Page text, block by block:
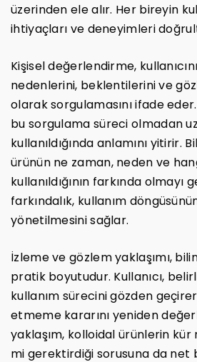
üzerinden ele alır. Her bireyin
ihtiyaçları ve deneyimleri
Kişisel değerlendirme,
nedenlerini, beklentilerini ve
olarak sorgulamasını ifade
bu sorgulama süreci olmadan
kullanıldığında anlamını yitirir.
ürünün ne zaman, neden ve
kullanıldığının farkında olmayı
farkındalık, kullanım
yönetilmesini sağlar.
İzleme ve gözlem yaklaşımı,
pratik boyutudur. Kullanıcı,
kullanım sürecini gözden
etmeme kararını yeniden
yaklaşım, kolloidal ürünlerin kür
mi gerektirdiği sorusuna da net